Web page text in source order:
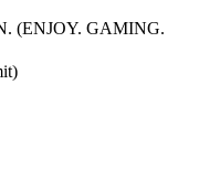
(ENJOY. GAMING.